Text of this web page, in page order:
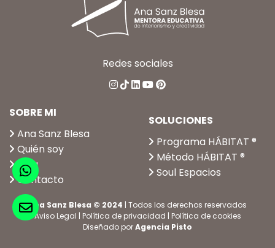
Redes sociales
SOBRE MI
Ana Sanz Blesa
Quién soy
Blog
Contacto
SOLUCIONES
Programa HÁBITAT ®
Método HÁBITAT ®
Soul Espacios
Ana Sanz Blesa © 2024 | Todos los derechos reservados
Aviso Legal | Política de privacidad | Política de cookies
Diseñado porAgencia Pisto